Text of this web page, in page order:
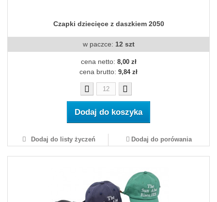
Czapki dziecięce z daszkiem 2050
w paczce: 12 szt
cena netto: 8,00 zł
cena brutto: 9,84 zł
Dodaj do koszyka
Dodaj do listy życzeń Dodaj do porówania